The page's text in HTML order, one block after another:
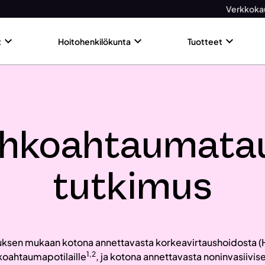
Hoitohenkilökunta Tuotteet
tutkimus
mukaan kotona annettavasta korkeavirtaushoidosta
1,2, ja kotona annettavasta